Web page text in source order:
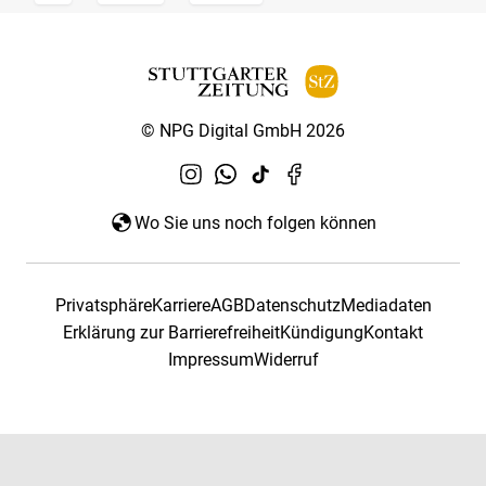
© NPG Digital GmbH 2026
Wo Sie uns noch folgen können
PrivatsphäreKarriereAGBDatenschutzMediadaten
Erklärung zur BarrierefreiheitKündigungKontakt
ImpressumWiderruf